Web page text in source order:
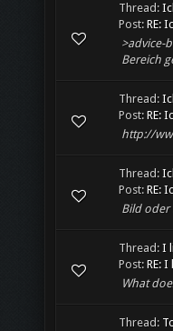
Thread:
Post: RE:
>advice-
Bereich
Thread:
Post: RE:
http://
Thread:
Post: RE:
Bild oder
Thread: I
Post: RE:
What
Thread: